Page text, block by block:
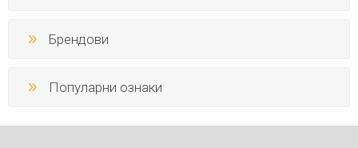
Брендови
Популарни ознаки